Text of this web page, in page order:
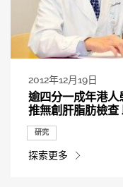
2012年12月19日
逾四分一成年港
推無創肝脂肪檢查
研究
探索更多